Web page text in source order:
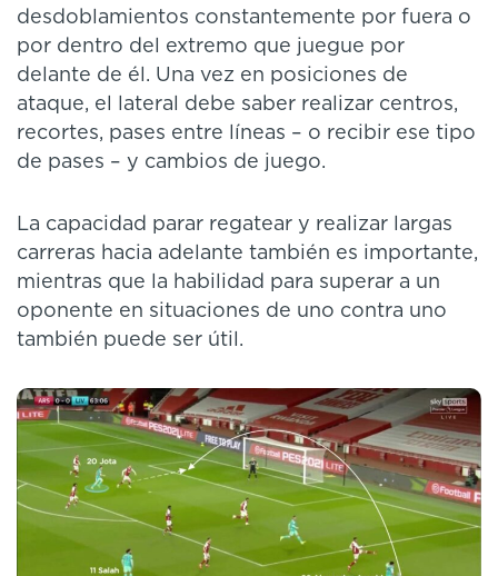
desdoblamientos constantemente por fuera o
por dentro del extremo que juegue por
delante de él. Una vez en posiciones de
ataque, el lateral debe saber realizar centros,
recortes, pases entre líneas – o recibir ese tipo
de pases – y cambios de juego.
La capacidad parar regatear y realizar largas
carreras hacia adelante también es importante,
mientras que la habilidad para superar a un
oponente en situaciones de uno contra uno
también puede ser útil.